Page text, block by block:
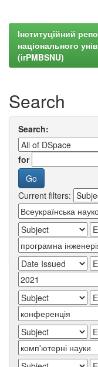
Інституційний
національного
(irPMBSNU)
Search
Search:
for
Current filters: